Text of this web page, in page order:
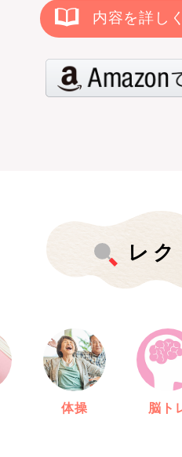
内容を詳し
レ
体操 脳ト